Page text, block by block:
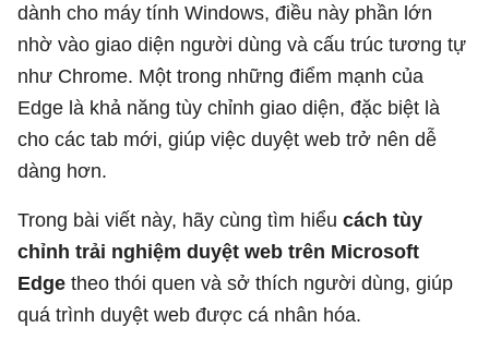
dành cho máy tính Windows, điều này phần lớn
nhờ vào giao diện người dùng và cấu trúc tương tự
như Chrome. Một trong những điểm mạnh của
Edge là khả năng tùy chỉnh giao diện, đặc biệt là
cho các tab mới, giúp việc duyệt web trở nên dễ
dàng hơn.
Trong bài viết này, hãy cùng tìm hiểu cách tùy
chỉnh trải nghiệm duyệt web trên Microsoft
Edge theo thói quen và sở thích người dùng, giúp
quá trình duyệt web được cá nhân hóa.